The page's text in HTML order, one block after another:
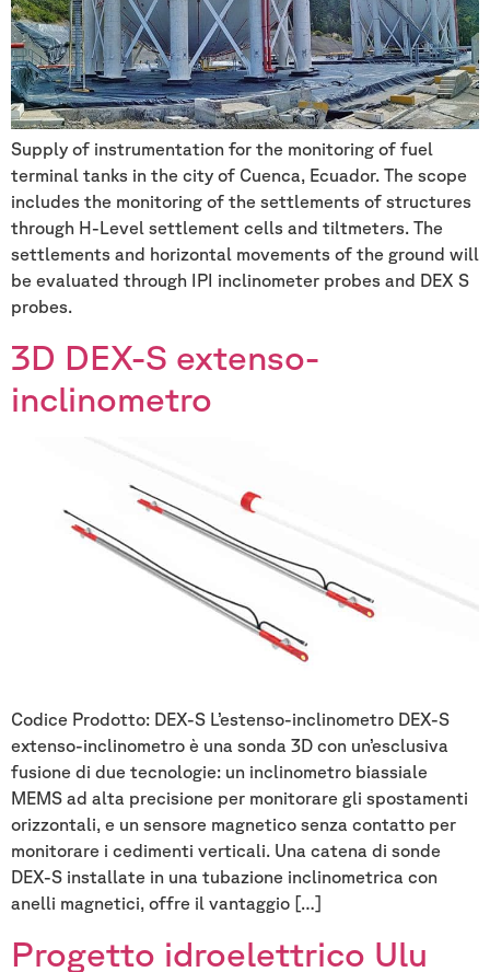
Supply of instrumentation for the monitoring of fuel
terminal tanks in the city of Cuenca, Ecuador. The scope
includes the monitoring of the settlements of structures
through H-Level settlement cells and tiltmeters. The
settlements and horizontal movements of the ground will
be evaluated through IPI inclinometer probes and DEX S
probes.
3D DEX-S extenso-
inclinometro
Codice Prodotto: DEX-S L’estenso-inclinometro DEX-S
extenso-inclinometro è una sonda 3D con un’esclusiva
fusione di due tecnologie: un inclinometro biassiale
MEMS ad alta precisione per monitorare gli spostamenti
orizzontali, e un sensore magnetico senza contatto per
monitorare i cedimenti verticali. Una catena di sonde
DEX-S installate in una tubazione inclinometrica con
anelli magnetici, offre il vantaggio […]
Progetto idroelettrico Ulu